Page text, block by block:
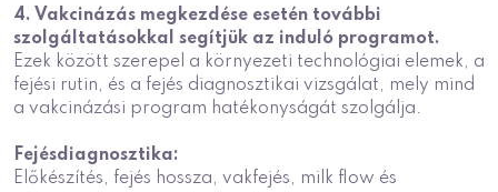
4. Vakcinázás megkezdése esetén további
szolgáltatásokkal segítjük az induló programot.
Ezek között szerepel a környezeti technológiai elemek, a
fejési rutin, és a fejés diagnosztikai vizsgálat, mely mind
a vakcinázási program hatékonyságát szolgálja.
Fejésdiagnosztika:
Előkészítés, fejés hossza, vakfejés, milk flow és